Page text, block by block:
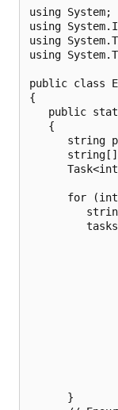
using System;
using
using
using
public class
{
public
   {
string
for
      }